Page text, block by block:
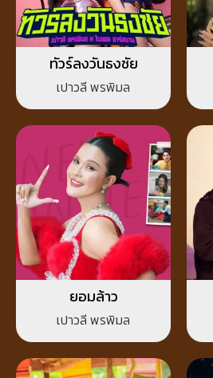
ทัวร์ลงวันธงชัย
เปาวลี พรพิมล
ยอมล้าว
เปาวลี พรพิมล